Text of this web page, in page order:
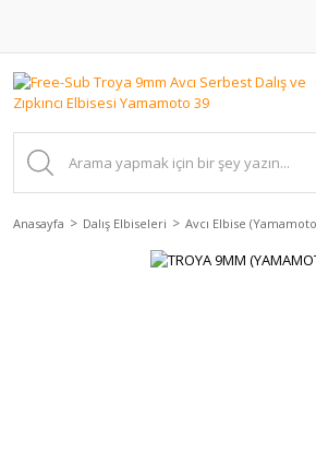
Anasayfa Dalış Elbiseleri Avcı Elbise